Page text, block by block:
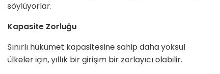
söylüyorlar.
Kapasite Zorluğu
Sınırlı hükümet kapasitesine sahip daha yoksul
ülkeler için, yıllık bir girişim bir zorlayıcı olabilir.